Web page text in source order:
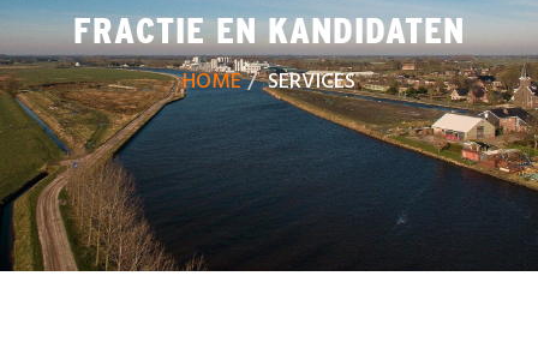
FRACTIE EN KANDIDATEN
HOME SERVICES